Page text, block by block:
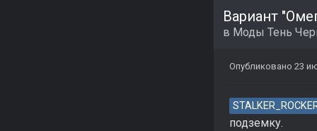
Вариант
в Моды Тень
Опубликовано 23
подземку.